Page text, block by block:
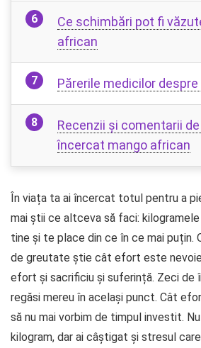
Ce schimbări pot fi
african
Părerile medicilor
Recenzii și comentarii
încercat mango african
În viața ta ai încercat totul pentru a
mai știi ce altceva să faci:
tine și te place din ce în ce mai puțin.
de greutate știe cât efort este
efort și sacrificiu și suferință. Zeci de
regăsi mereu în același punct. Cât
să nu mai vorbim de timpul investit.
kilogram, dar ai câștigat și stresul